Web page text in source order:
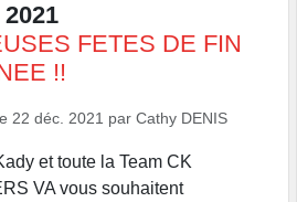
2021
FETES DE FIN
!!
22 déc. 2021 par Cathy DENIS
et toute la Team CK
VA vous souhaitent